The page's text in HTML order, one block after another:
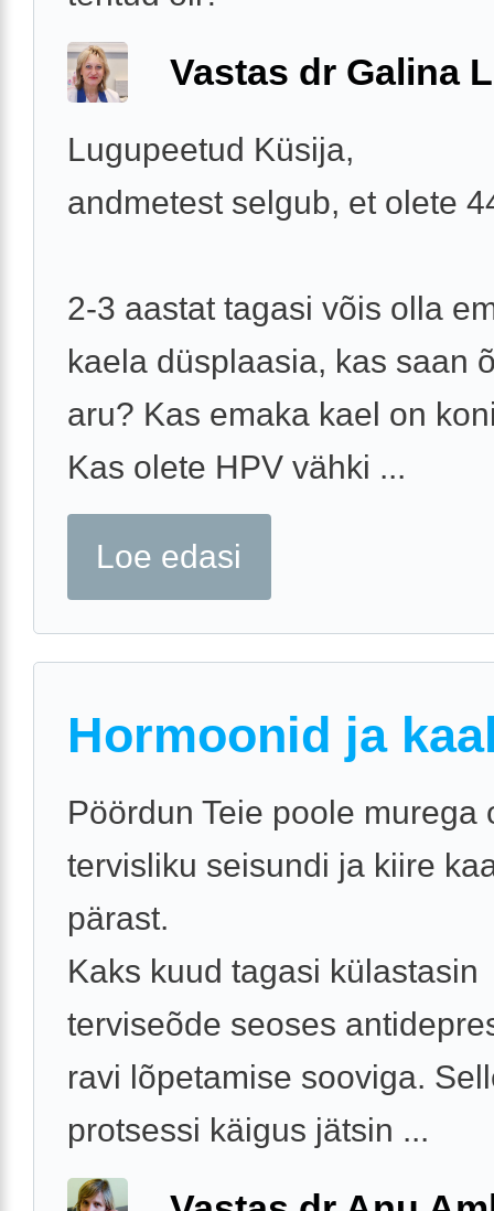
Vastas dr Galina
Lugupeetud Küsija,
andmetest selgub, et olete
2-3 aastat tagasi võis olla
kaela düsplaasia, kas saan
aru? Kas emaka kael on
Kas olete HPV vähki ...
Loe edasi
Hormoonid ja
Pöördun Teie poole murega
tervisliku seisundi ja kiire
pärast.
Kaks kuud tagasi külastasin
terviseõde seoses
ravi lõpetamise sooviga.
protsessi käigus jätsin ...